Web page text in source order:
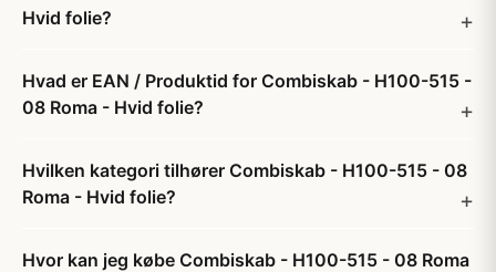
Hvid folie?
Hvad er EAN / Produktid for Combiskab - H100-515 -
08 Roma - Hvid folie?
Hvilken kategori tilhører Combiskab - H100-515 - 08
Roma - Hvid folie?
Hvor kan jeg købe Combiskab - H100-515 - 08 Roma